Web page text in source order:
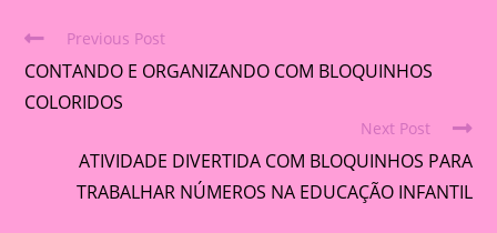
Read
more
articles
Previous Post
CONTANDO E ORGANIZANDO COM BLOQUINHOS
COLORIDOS
Next Post
ATIVIDADE DIVERTIDA COM BLOQUINHOS PARA
TRABALHAR NÚMEROS NA EDUCAÇÃO INFANTIL